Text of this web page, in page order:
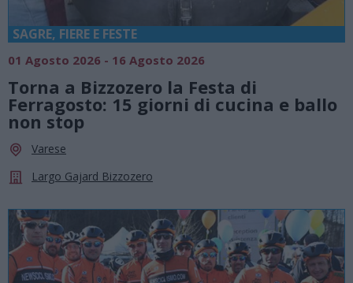
SAGRE, FIERE E FESTE
01 Agosto 2026 - 16 Agosto 2026
Torna a Bizzozero la Festa di
Ferragosto: 15 giorni di cucina e ballo
non stop
Varese
Largo Gajard Bizzozero